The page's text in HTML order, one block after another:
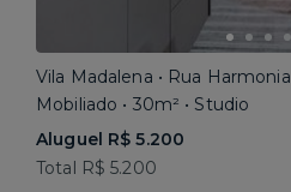
Vila Madalena • Rua Harmonia
Mobiliado • 30m² • Studio
Aluguel R$ 5.200
Total R$ 5.200